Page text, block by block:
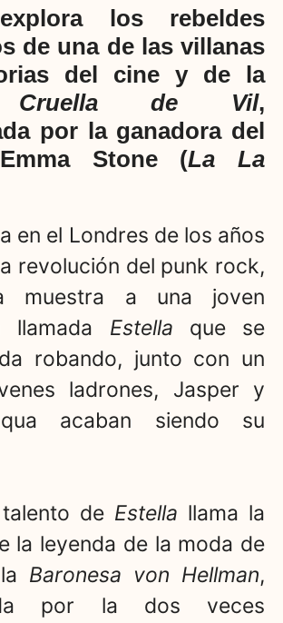
los rebeldes
de una de las villanas
del cine y de la
Cruella de Vil,
por la ganadora del
Stone (La La
en el Londres de los años
revolución del punk rock,
muestra a una joven
llamada Estella que se
robando, junto con un
ladrones, Jasper y
acaban siendo su
de Estella llama la
la leyenda de la moda de
Baronesa von Hellman,
por la dos veces